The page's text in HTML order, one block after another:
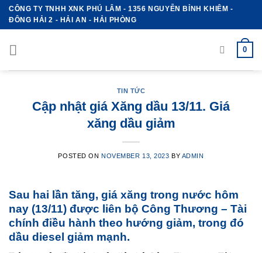
SkipCÔNG TY TNHH XNK PHÚ LÂM - 1356 NGUYỄN BỈNH KHIÊM -
ĐÔNG HẢI 2 - HẢI AN - HẢI PHÒNG
0
TIN TỨC
Cập nhật giá Xăng dầu 13/11. Giá
xăng dầu giảm
POSTED ON NOVEMBER 13, 2023 BY ADMIN
Sau hai lần tăng, giá xăng trong nước hôm
nay (13/11) được liên bộ Công Thương – Tài
chính điều hành theo hướng giảm, trong đó
dầu diesel giảm mạnh.